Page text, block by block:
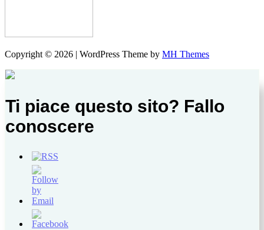
Copyright © 2026 | WordPress Theme by MH Themes
Ti piace questo sito? Fallo
conoscere